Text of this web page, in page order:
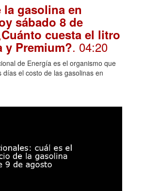
la gasolina en
sábado 8 de
cuesta el litro
y Premium?. 04:20
de Energía es el organismo que
días el costo de las gasolinas en